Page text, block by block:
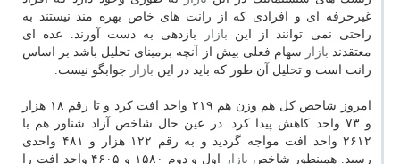
غیرحرفه ای و افرادی كه از رانت های خاص بهره مند نیستند به
راحتی نمی توانند از این بازار
بازدهی به دست آورند. عده ای
معتقدند بازار سهام فعلی بیش از آنچه برمبنای تحلیل باشد بر اساس
رانت است و تحلیل آن طور كه باید در این بازار جوابگو نیست.
امروز شاخص كل هم وزن هم ۲۱۹ واحد افت كرد و تا رقم ۱۸ هزار
و ۷۳ واحد كاهش پیدا كرد. در عین حال شاخص آزاد شناور هم با
۲۶۱۲ واحد افت مواجه گردید و به رقم ۱۲۲ هزار و ۴۸۱ واحدی
رسید. همینطور شاخص بازار
اول و دوم ۱۵۸۰ و ۴۶۰۵ واحد افت را